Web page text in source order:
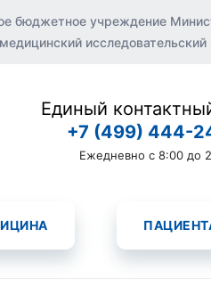
бюджетное учреждение
Единый
+7 (499) 444-
Ежедневно с 8:00 до